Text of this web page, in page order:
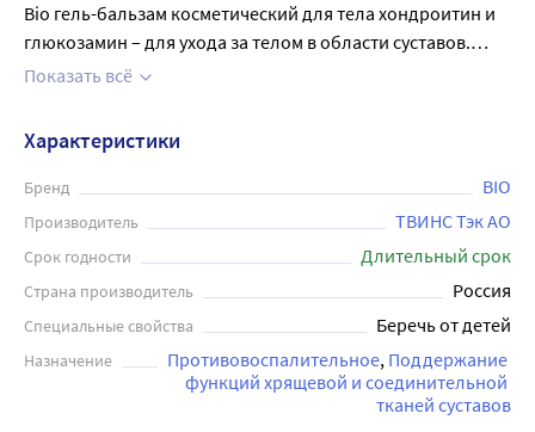
Bio гель-бальзам косметический для тела хондроитин и
глюкозамин – для ухода за телом в области суставов.
Рекомендуется наносить на кожу в области спины,
способствует восстановлению, снимает ощущение
дискомфорта. Глюкозамин нормализует обменные
процессы, улучшает питание тканей. Объем – 50 мл.
Показать всё
Характеристики
Бренд BIO
Производитель ТВИНС Тэк АО
Срок годности Длительный срок
Страна производитель Россия
Специальные свойства Беречь от детей
Назначение Противовоспалительное Поддержание
функций хрящевой и соединительной
тканей суставов